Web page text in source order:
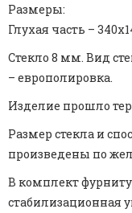
Размеры:
Глухая часть –
Стекло 8 мм. Вид
– европолировка.
Изделие прошло
Размер стекла и
произведены по
В комплект
стабилизационная